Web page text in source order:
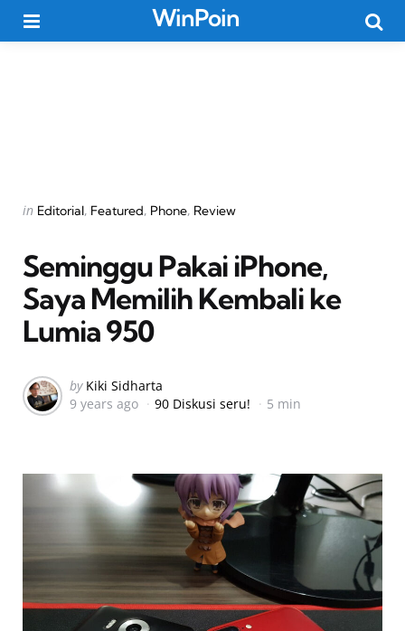
WinPoin
Categories
Posted
in Editorial Featured Phone Review
Seminggu Pakai iPhone,
Saya Memilih Kembali ke
Lumia 950
Posted
by
by Kiki Sidharta
9 years ago
90 Diskusi seru! 5 min